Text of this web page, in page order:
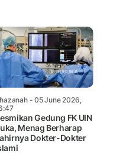
- 05 June 2026,
Gedung FK UIN
Menag Berharap
Dokter-Dokter